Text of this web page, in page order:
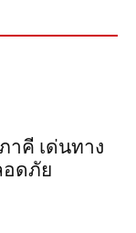
าคี​ เด่นทาง
ดภัย​